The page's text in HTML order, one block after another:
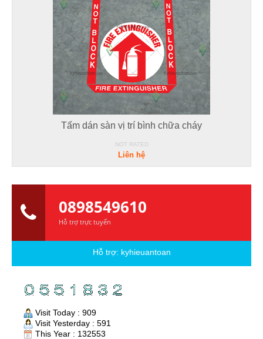
Tấm dán sàn vị trí bình chữa cháy
NOT RATED
Liên hệ
0898549610
Hỗ trợ trực tuyến
Hỗ trợ: kyhieuantoan
Visit Today : 909
Visit Yesterday : 591
This Year : 132553